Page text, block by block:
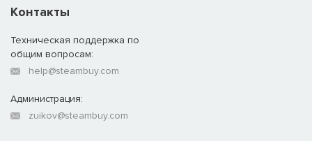
Контакты
Техническая поддержка по
общим вопросам:
help@steambuy.com
Администрация:
zuikov@steambuy.com